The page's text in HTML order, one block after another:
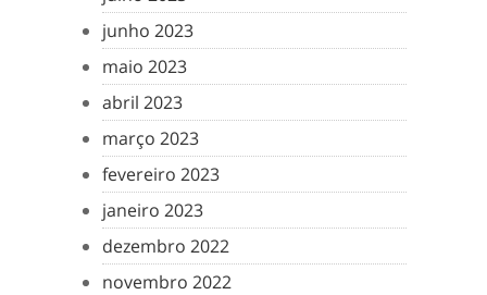
junho 2023
maio 2023
abril 2023
março 2023
fevereiro 2023
janeiro 2023
dezembro 2022
novembro 2022